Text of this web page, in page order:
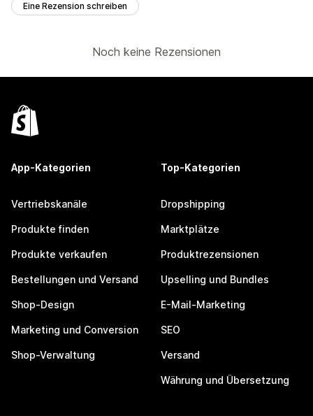
Eine Rezension schreiben
Noch keine Rezensionen
App-Kategorien
Vertriebskanäle
Produkte finden
Produkte verkaufen
Bestellungen und Versand
Shop-Design
Marketing und Conversion
Shop-Verwaltung
Top-Kategorien
Dropshipping
Marktplätze
Produktrezensionen
Upselling und Bundles
E-Mail-Marketing
SEO
Versand
Währung und Übersetzung